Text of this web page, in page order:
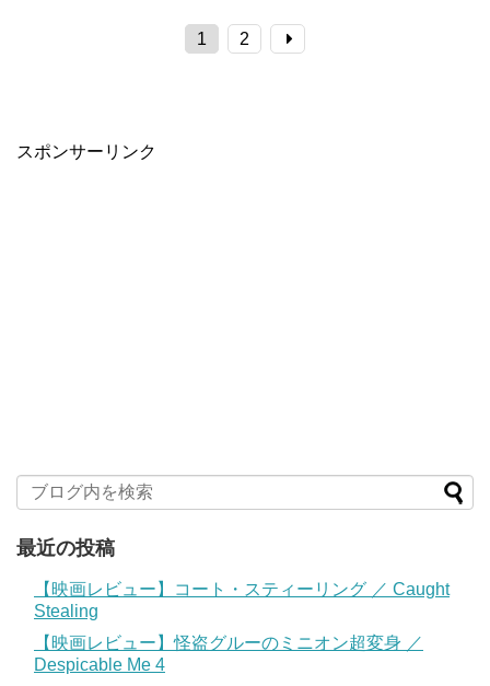
1 2
スポンサーリンク
最近の投稿
【映画レビュー】コート・スティーリング ／ Caught
Stealing
【映画レビュー】怪盗グルーのミニオン超変身 ／
Despicable Me 4